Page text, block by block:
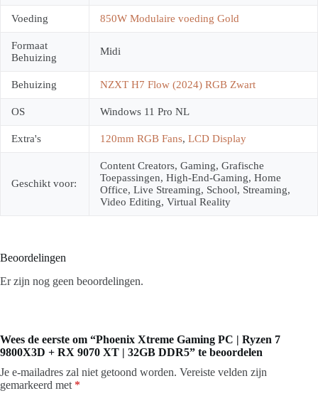
Voeding 850W Modulaire voeding Gold
Formaat
Behuizing
Midi
Behuizing NZXT H7 Flow (2024) RGB Zwart
OS Windows 11 Pro NL
Extra's 120mm RGB Fans, LCD Display
Geschikt voor:
Content Creators, Gaming, Grafische
Toepassingen, High-End-Gaming, Home
Office, Live Streaming, School, Streaming,
Video Editing, Virtual Reality
Beoordelingen
Er zijn nog geen beoordelingen.
Wees de eerste om “Phoenix Xtreme Gaming PC | Ryzen 7
9800X3D + RX 9070 XT | 32GB DDR5” te beoordelen
Je e-mailadres zal niet getoond worden. Vereiste velden zijn
gemarkeerd met *